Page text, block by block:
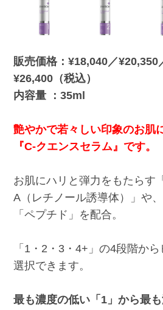
販売価格：¥18,040／¥20,350
¥26,400（税込）
内容量 ：35ml
艶やかで若々しい印象のお肌
『C-クエンスセラム』です。
お肌にハリと弾力をもたらす
A（レチノール誘導体）」や
「ペプチド」を配合。
「1・2・3・4+」の4段階か
選択できます。
最も濃度の低い「1」から最も